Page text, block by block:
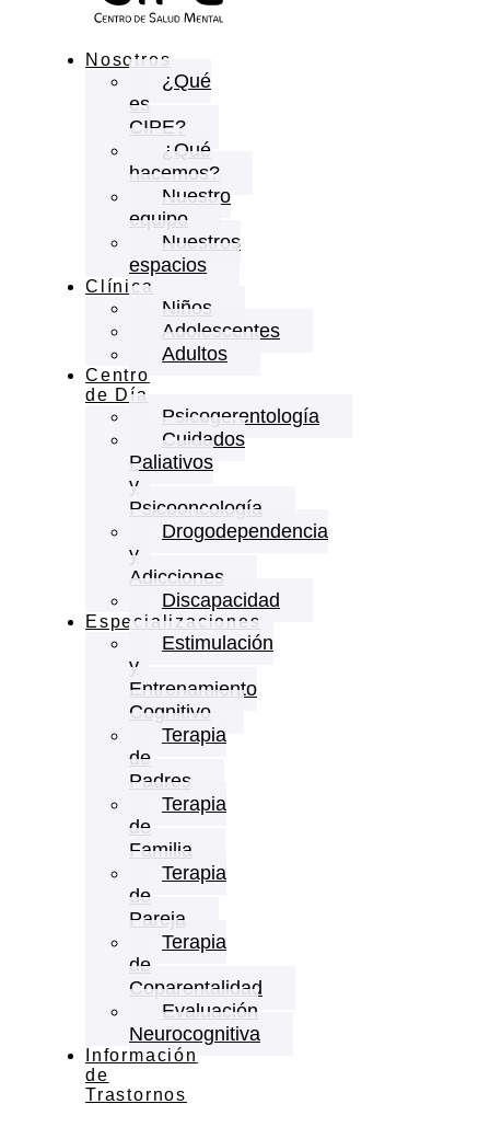
Nosotros
¿Qué
es
CIPE?
¿Qué
hacemos?
Nuestro
equipo
Nuestros
espacios
Clínica
Niños
Adolescentes
Adultos
Centro
de Día
Psicogerentología
Cuidados
Paliativos
y
Psicooncología
Drogodependencia
y
Adicciones
Discapacidad
Especializaciones
Estimulación
y
Entrenamiento
Cognitivo
Terapia
de
Padres
Terapia
de
Familia
Terapia
de
Pareja
Terapia
de
Coparentalidad
Evaluación
Neurocognitiva
Información
de
Trastornos